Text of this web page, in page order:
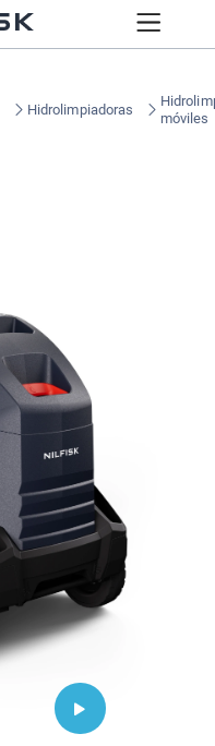
Hidrolimpiadoras
móviles